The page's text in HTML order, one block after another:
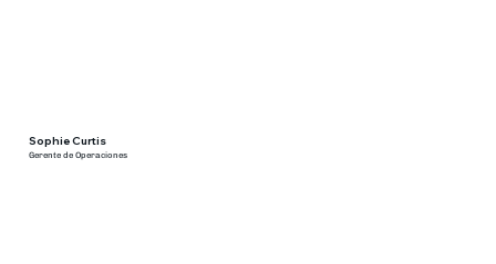
Sophie Curtis
Gerente de Operaciones